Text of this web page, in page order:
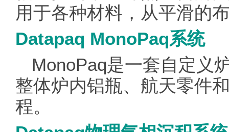
用于各种材料，从平滑的
Datapaq MonoPaq系统
MonoPaq是一套自定义
整体炉内铝瓶、航天零件
程。